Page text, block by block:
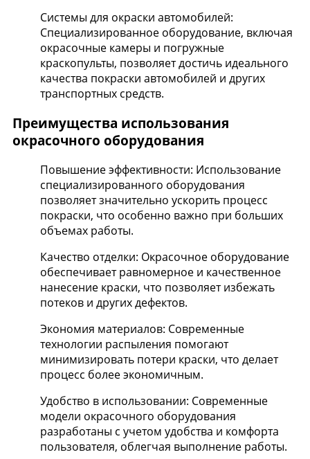
Системы для окраски автомобилей:
Специализированное оборудование, включая
окрасочные камеры и погружные
краскопульты, позволяет достичь идеального
качества покраски автомобилей и других
транспортных средств.
Преимущества использования
окрасочного оборудования
Повышение эффективности: Использование
специализированного оборудования
позволяет значительно ускорить процесс
покраски, что особенно важно при больших
объемах работы.
Качество отделки: Окрасочное оборудование
обеспечивает равномерное и качественное
нанесение краски, что позволяет избежать
потеков и других дефектов.
Экономия материалов: Современные
технологии распыления помогают
минимизировать потери краски, что делает
процесс более экономичным.
Удобство в использовании: Современные
модели окрасочного оборудования
разработаны с учетом удобства и комфорта
пользователя, облегчая выполнение работы.